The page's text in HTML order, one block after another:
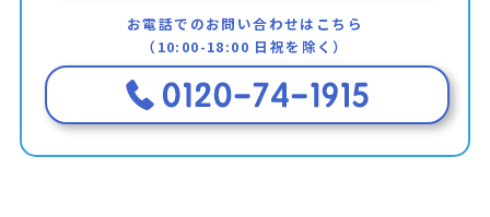
お電話でのお問い合わせはこちら
（10:00-18:00 日祝を除く）